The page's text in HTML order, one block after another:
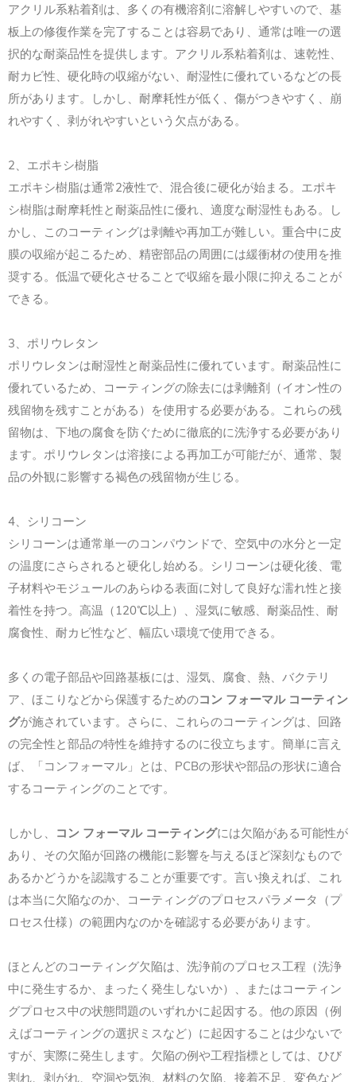
アクリル系粘着剤は、多くの有機溶剤に溶解しやすいので、基
板上の修復作業を完了することは容易であり、通常は唯一の選
択的な耐薬品性を提供します。アクリル系粘着剤は、速乾性、
耐カビ性、硬化時の収縮がない、耐湿性に優れているなどの長
所があります。しかし、耐摩耗性が低く、傷がつきやすく、崩
れやすく、剥がれやすいという欠点がある。
2、エポキシ樹脂
エポキシ樹脂は通常2液性で、混合後に硬化が始まる。エポキ
シ樹脂は耐摩耗性と耐薬品性に優れ、適度な耐湿性もある。し
かし、このコーティングは剥離や再加工が難しい。重合中に皮
膜の収縮が起こるため、精密部品の周囲には緩衝材の使用を推
奨する。低温で硬化させることで収縮を最小限に抑えることが
できる。
3、ポリウレタン
ポリウレタンは耐湿性と耐薬品性に優れています。耐薬品性に
優れているため、コーティングの除去には剥離剤（イオン性の
残留物を残すことがある）を使用する必要がある。これらの残
留物は、下地の腐食を防ぐために徹底的に洗浄する必要があり
ます。ポリウレタンは溶接による再加工が可能だが、通常、製
品の外観に影響する褐色の残留物が生じる。
4、シリコーン
シリコーンは通常単一のコンパウンドで、空気中の水分と一定
の温度にさらされると硬化し始める。シリコーンは硬化後、電
子材料やモジュールのあらゆる表面に対して良好な濡れ性と接
着性を持つ。高温（120℃以上）、湿気に敏感、耐薬品性、耐
腐食性、耐カビ性など、幅広い環境で使用できる。
多くの電子部品や回路基板には、湿気、腐食、熱、バクテリ
ア、ほこりなどから保護するためのコン フォーマル コーティン
グが施されています。さらに、これらのコーティングは、回路
の完全性と部品の特性を維持するのに役立ちます。簡単に言え
ば、「コンフォーマル」とは、PCBの形状や部品の形状に適合
するコーティングのことです。
しかし、 コン フォーマル コーティングには欠陥がある可能性が
あり、その欠陥が回路の機能に影響を与えるほど深刻なもので
あるかどうかを認識することが重要です。言い換えれば、これ
は本当に欠陥なのか、コーティングのプロセスパラメータ（プ
ロセス仕様）の範囲内なのかを確認する必要があります。
ほとんどのコーティング欠陥は、洗浄前のプロセス工程（洗浄
中に発生するか、まったく発生しないか）、またはコーティン
グプロセス中の状態問題のいずれかに起因する。他の原因（例
えばコーティングの選択ミスなど）に起因することは少ないで
すが、実際に発生します。欠陥の例や工程指標としては、ひび
割れ、剥がれ、空洞や気泡、材料の欠陥、接着不足、変色など